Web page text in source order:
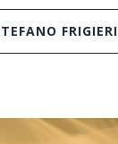
FRIGIERI